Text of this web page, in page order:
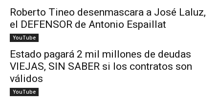
Roberto Tineo desenmascara a José Laluz,
el DEFENSOR de Antonio Espaillat
YouTube
Estado pagará 2 mil millones de deudas
VIEJAS, SIN SABER si los contratos son
válidos
YouTube